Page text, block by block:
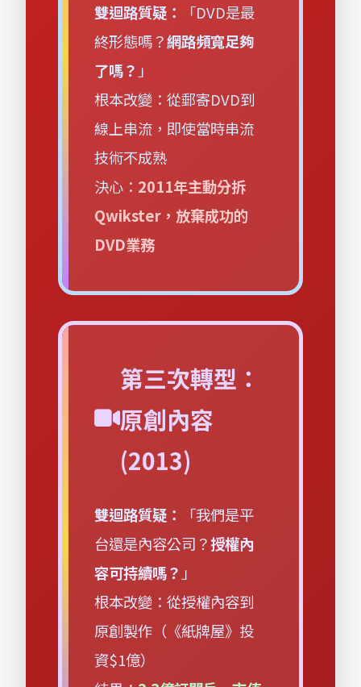
雙迴路質疑：
「DVD是最
終形態嗎？網路頻寬足夠
了嗎？ 」
根本改變：從郵寄DVD到
線上串流，即使當時串流
技術不成熟
決心： 2011年主動分拆
Qwikster，放棄成功的
DVD業務
第三次轉型：
原創內容
(2013)
雙迴路質疑：
「我們是平
台還是內容公司？授權內
容可持續嗎？ 」
根本改變：從授權內容到
原創製作（《紙牌屋》投
資$1億）